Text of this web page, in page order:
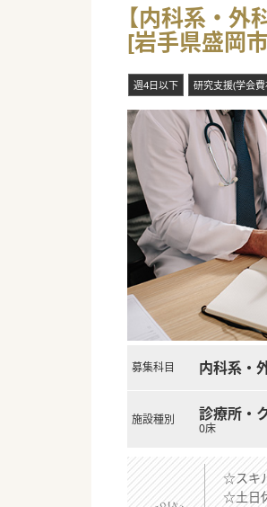
【職
■現在
■採用
■診療
■当直
■日本
【業務
■19床
■特定
■月1
■2027
#秋入
【内科系・
[岩手県盛岡
週4日以下 研究支援(学会
募集科目 内科系・
施設種別 診療所・
0床
☆スキ
☆土日